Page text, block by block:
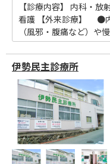
【診療内容】 内科・
看護 【外来診療】 ●
（風邪・腹痛など）や
伊勢民主診療所